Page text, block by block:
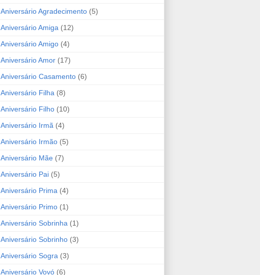
Aniversário Agradecimento (5)
Aniversário Amiga (12)
Aniversário Amigo (4)
Aniversário Amor (17)
Aniversário Casamento (6)
Aniversário Filha (8)
Aniversário Filho (10)
Aniversário Irmã (4)
Aniversário Irmão (5)
Aniversário Mãe (7)
Aniversário Pai (5)
Aniversário Prima (4)
Aniversário Primo (1)
Aniversário Sobrinha (1)
Aniversário Sobrinho (3)
Aniversário Sogra (3)
Aniversário Vovó (6)